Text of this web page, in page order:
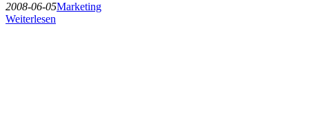
2008-06-05Marketing
Weiterlesen